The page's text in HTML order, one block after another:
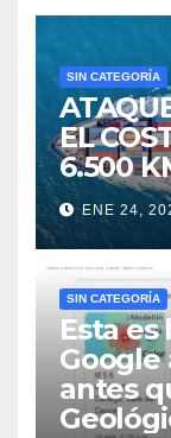
SIN CATEGORÍA
EL
6.500
ENE 24,
SIN CATEGORÍA
Esta es
Google
antes